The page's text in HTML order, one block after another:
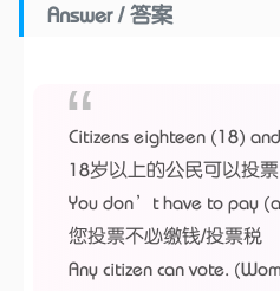
Answer / 答案
Citizens eighteen (18)
18岁以上的公民可以投票
You don’t have to pay
您投票不必缴钱/投票税
Any citizen can vote.